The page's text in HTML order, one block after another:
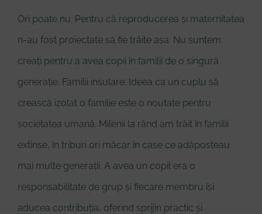
Ori poate nu. Pentru că reproducerea și maternitatea
n-au fost proiectate să fie trăite așa. Nu suntem
creați pentru a avea copii în familii de o singură
generație. Familii insulare. Ideea ca un cuplu să
crească izolat o familie este o noutate pentru
societatea umană. Milenii la rând am trăit în familii
extinse, în triburi ori măcar în case ce adăposteau
mai multe generații. A avea un copil era o
responsabilitate de grup și fiecare membru își
aducea contribuția, oferind sprijin practic și